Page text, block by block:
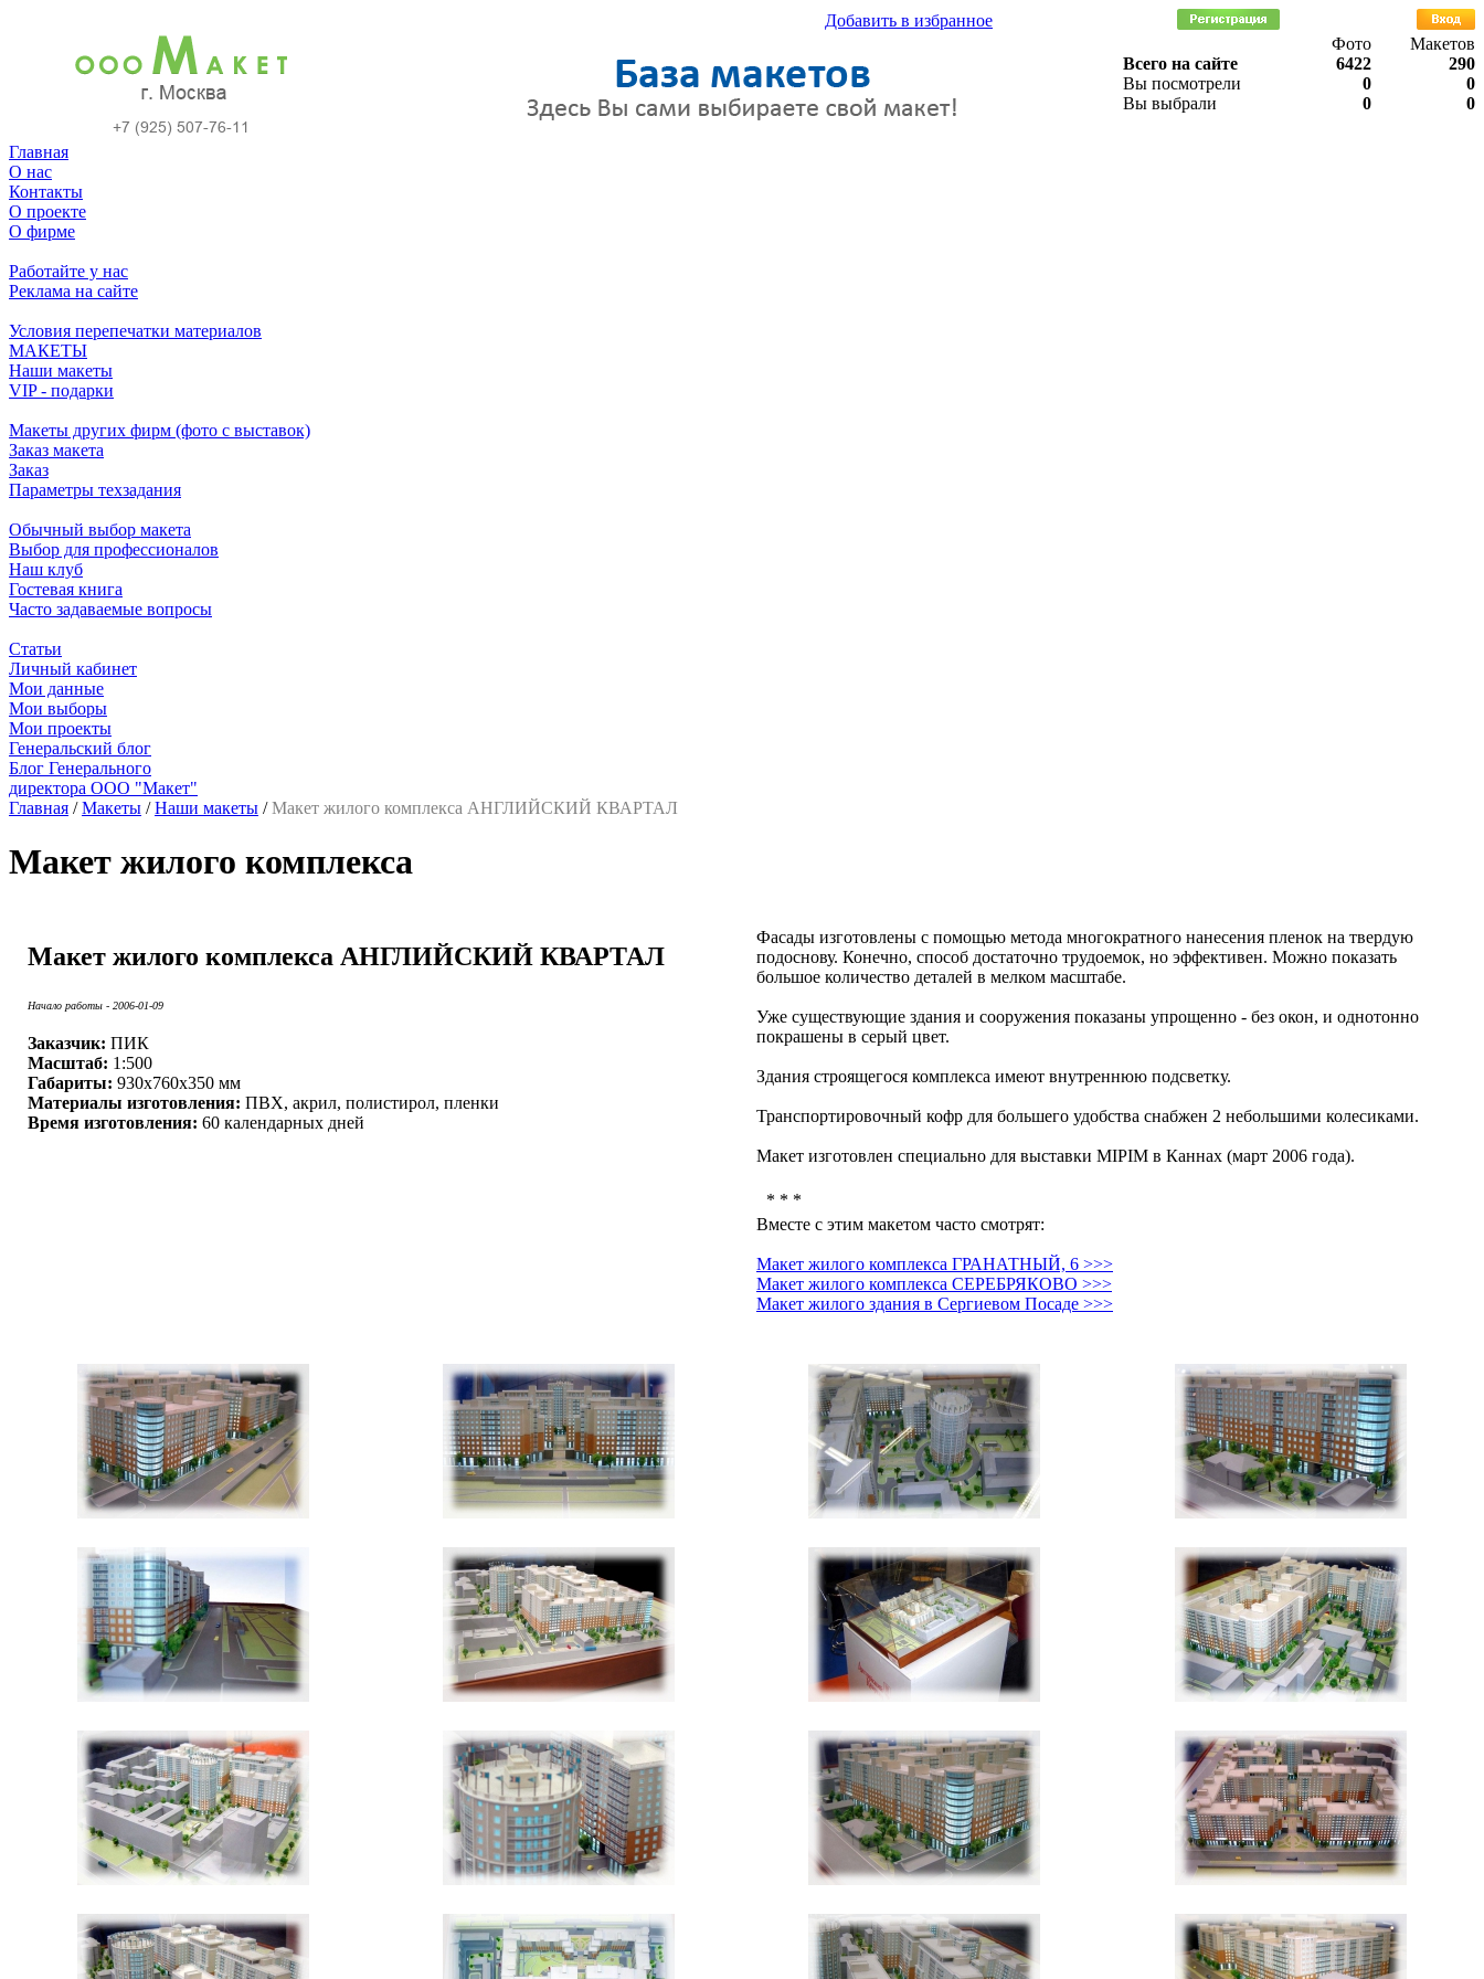
Добавить в избранное
Фото
Макетов
Всего на сайте
6422
290
Вы посмотрели
0
0
Вы выбрали
0 0
Главная
О нас
Контакты
О проекте
О фирме
Работайте у нас
Реклама на сайте
Условия перепечатки материалов
МАКЕТЫ
Наши макеты
VIP - подарки
Макеты других фирм (фото с выставок)
Заказ макета
Заказ
Параметры техзадания
Обычный выбор макета
Выбор для профессионалов
Наш клуб
Гостевая книга
Часто задаваемые вопросы
Статьи
Личный кабинет
Мои данные
Мои выборы
Мои проекты
Генеральский блог
Блог Генерального
директора ООО "Макет"
Главная /Макеты /Наши макеты /Макет жилого комплекса АНГЛИЙСКИЙ КВАРТАЛ
Макет жилого комплекса
Макет жилого комплекса АНГЛИЙСКИЙ КВАРТАЛ
Начало работы - 2006-01-09
Заказчик: ПИК
Масштаб: 1:500
Габариты: 930x760x350 мм
Материалы изготовления: ПВХ, акрил, полистирол, пленки
Время изготовления: 60 календарных дней
Фасады изготовлены с помощью метода многократного нанесения пленок на твердую
подоснову. Конечно, способ достаточно трудоемок, но эффективен. Можно показать
большое количество деталей в мелком масштабе.
Уже существующие здания и сооружения показаны упрощенно - без окон, и однотонно
покрашены в серый цвет.
Здания строящегося комплекса имеют внутреннюю подсветку.
Транспортировочный кофр для большего удобства снабжен 2 небольшими колесиками.
Макет изготовлен специально для выставки MIPIM в Каннах (март 2006 года).
* * *
Вместе с этим макетом часто смотрят:
Макет жилого комплекса ГРАНАТНЫЙ, 6 >>>
Макет жилого комплекса СЕРЕБРЯКОВО >>>
Макет жилого здания в Сергиевом Посаде >>>